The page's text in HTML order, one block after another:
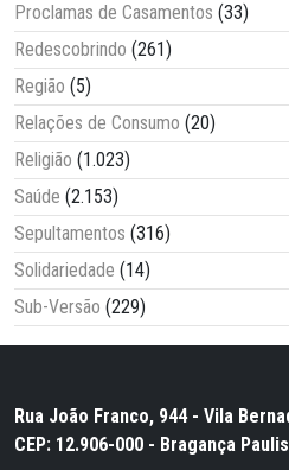
Proclamas de Casamentos (33)
Redescobrindo (261)
Região (5)
Relações de Consumo (20)
Religião (1.023)
Saúde (2.153)
Sepultamentos (316)
Solidariedade (14)
Sub-Versão (229)
Rua João Franco, 944 - Vila
CEP: 12.906-000 - Bragança